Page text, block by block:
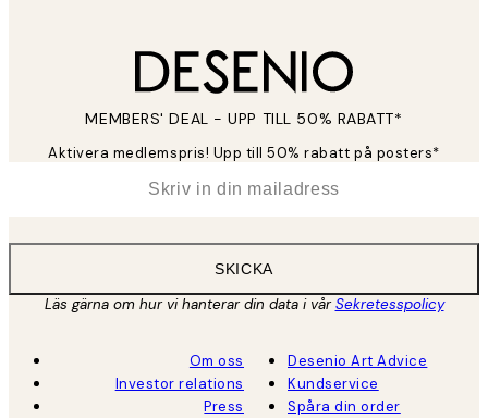
MEMBERS' DEAL - UPP TILL 50% RABATT*
Aktivera medlemspris! Upp till 50% rabatt på posters*
SKICKA
Läs gärna om hur vi hanterar din data i vårSekretesspolicy
Om oss
Investor relations
Press
Desenio Art Advice
Kundservice
Spåra din order